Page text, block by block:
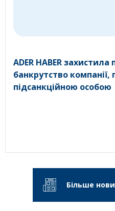
ADER HABER
банкрутство компанії,
підсанкційною особою
Більше